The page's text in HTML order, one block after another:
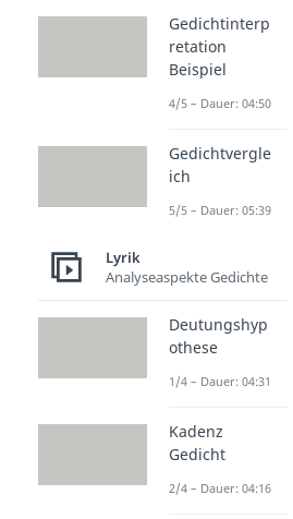
Gedicht
ein in die Welt
Dichtung und
Vielschichtigkeit
Beliebte
Auf dem
Goethe
Dauer: 04:57
Das
- Goethe
Dauer: 05:01
Gedichtinterp
retation
Beispiel
4/5 – Dauer: 04:50
Gedichtvergle
ich
5/5 – Dauer: 05:39
Lyrik
Analyseaspekte Gedichte
Deutungshyp
othese
1/4 – Dauer: 04:31
Kadenz
Gedicht
2/4 – Dauer: 04:16